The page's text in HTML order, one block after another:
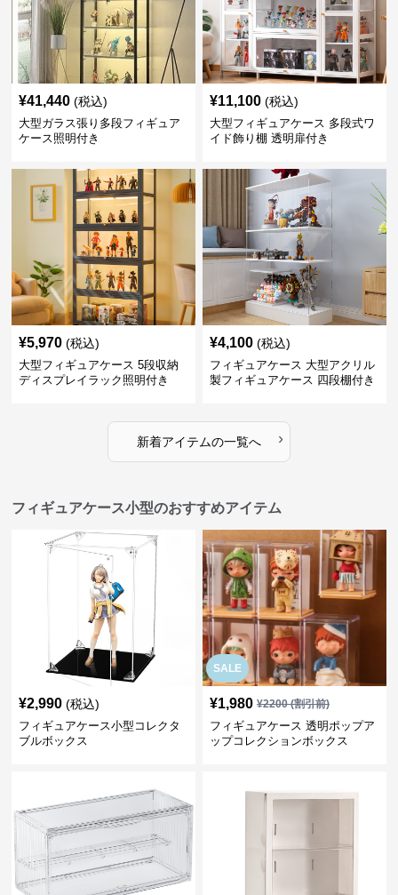
¥41,440 (税込)
大型ガラス張り多段フィギュア
ケース照明付き
¥11,100 (税込)
大型フィギュアケース 多段式ワ
イド飾り棚 透明扉付き
¥5,970 (税込)
大型フィギュアケース 5段収納
ディスプレイラック照明付き
¥4,100 (税込)
フィギュアケース 大型アクリル
製フィギュアケース 四段棚付き
新着アイテムの一覧へ ›
フィギュアケース小型のおすすめアイテム
¥2,990 (税込)
フィギュアケース小型コレクタ
ブルボックス
SALE
¥1,980 ¥2200(割引前)
フィギュアケース 透明ポップア
ップコレクションボックス